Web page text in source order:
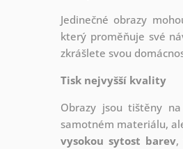
Jedinečné obrazy
který proměňuje své
zkrášlete svou
Tisk nejvyšší kvality
Obrazy jsou tištěny
samotném materiálu,
vysokou sytost barev,